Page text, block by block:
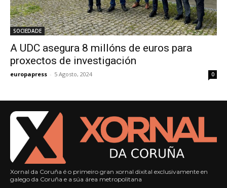
SOCIEDADE
A UDC asegura 8 millóns de euros para
proxectos de investigación
europapress - 5 Agosto, 2024 0
Xornal da Coruña é o primeiro gran xornal dixital exclusivamente en
galego da Coruña e a súa área metropolitana